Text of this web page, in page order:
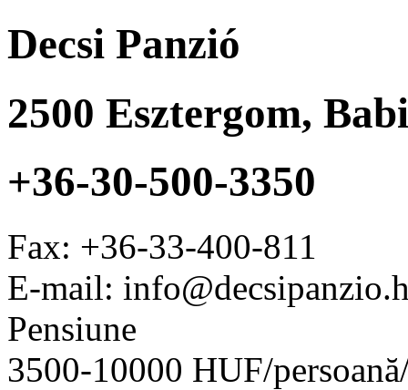
Decsi Panzió
2500 Esztergom,
+36-30-500-3350
Fax: +36-33-400-811
E-mail:
Pensiune
3500-10000 HUF/